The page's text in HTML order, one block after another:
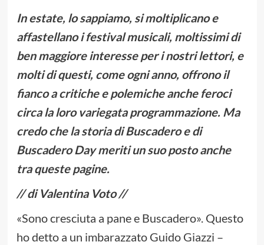
In estate, lo sappiamo, si moltiplicano e
affastellano i festival musicali, moltissimi di
ben maggiore interesse per i nostri lettori, e
molti di questi, come ogni anno, offrono il
fianco a critiche e polemiche anche feroci
circa la loro variegata programmazione. Ma
credo che la storia di Buscadero e di
Buscadero Day meriti un suo posto anche
tra queste pagine.
// di Valentina Voto //
«Sono cresciuta a pane e Buscadero». Questo
ho detto a un imbarazzato Guido Giazzi –